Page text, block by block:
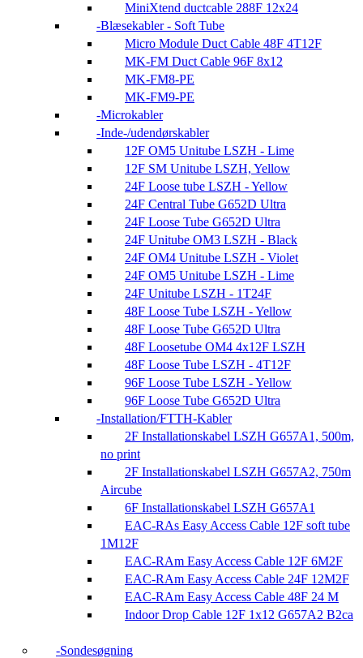
MiniXtend ductcable 288F 12x24
Blæsekabler - Soft Tube
Micro Module Duct Cable 48F 4T12F
MK-FM Duct Cable 96F 8x12
MK-FM8-PE
MK-FM9-PE
Microkabler
Inde-/udendørskabler
12F OM5 Unitube LSZH - Lime
12F SM Unitube LSZH, Yellow
24F Loose tube LSZH - Yellow
24F Central Tube G652D Ultra
24F Loose Tube G652D Ultra
24F Unitube OM3 LSZH - Black
24F OM4 Unitube LSZH - Violet
24F OM5 Unitube LSZH - Lime
24F Unitube LSZH - 1T24F
48F Loose Tube LSZH - Yellow
48F Loose Tube G652D Ultra
48F Loosetube OM4 4x12F LSZH
48F Loose Tube LSZH - 4T12F
96F Loose Tube LSZH - Yellow
96F Loose Tube G652D Ultra
Installation/FTTH-Kabler
2F Installationskabel LSZH G657A1, 500m,
no print
2F Installationskabel LSZH G657A2, 750m
Aircube
6F Installationskabel LSZH G657A1
EAC-RAs Easy Access Cable 12F soft tube
1M12F
EAC-RAm Easy Access Cable 12F 6M2F
EAC-RAm Easy Access Cable 24F 12M2F
EAC-RAm Easy Access Cable 48F 24 M
Indoor Drop Cable 12F 1x12 G657A2 B2ca
Sondesøgning